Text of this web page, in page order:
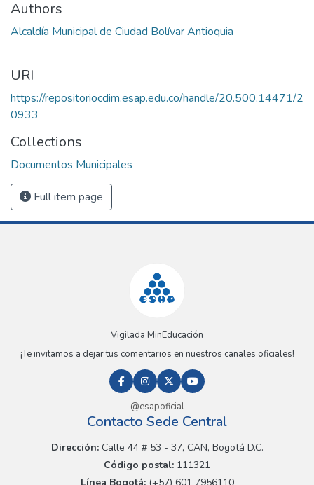
Authors
Alcaldía Municipal de Ciudad Bolívar Antioquia
URI
https://repositoriocdim.esap.edu.co/handle/20.500.14471/2
0933
Collections
Documentos Municipales
Full item page
Vigilada MinEducación
¡Te invitamos a dejar tus comentarios en nuestros canales oficiales!
@esapoficial
Contacto Sede Central
Dirección:Calle 44 # 53 - 37, CAN, Bogotá D.C.
Código postal: 111321